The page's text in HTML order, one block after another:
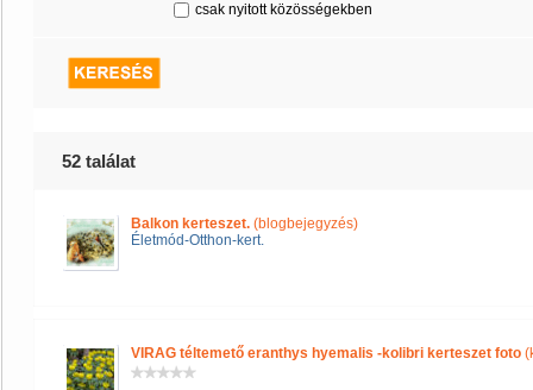
csak nyitott közösségekben
52 találat
Balkon kerteszet. (blogbejegyzés)
Életmód-Otthon-kert.
VIRAG téltemető eranthys hyemalis -kolibri kerteszet foto